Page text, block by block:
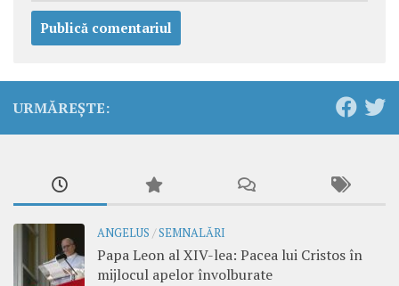
URMĂREȘTE:
ANGELUS /SEMNALĂRI
Papa Leon al XIV-lea: Pacea lui Cristos în
mijlocul apelor învolburate